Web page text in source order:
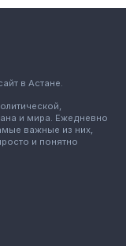
в Астане.
и мира. Ежедневно
важные из них,
и понятно